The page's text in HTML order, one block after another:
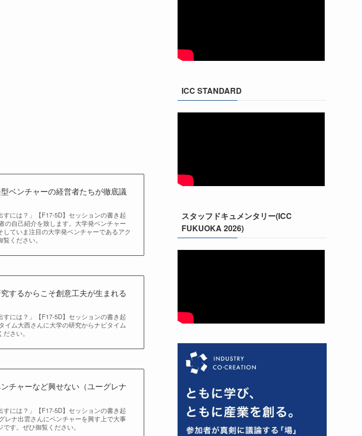
ベンチャーの経営者たちが徹底議
には？」【F17-5D】セッションの書き起
の自己紹介を致します。大学発ベンチャー
ていま注目の大学発ベンチャーであるアク
ください。
するからこそ創意工夫が生まれる
には？」【F17-5D】セッションの書き起
イム大西さんに大学の研究からナビタイム
さい。
チャーなど興せない（ユーグレナ
には？」【F17-5D】セッションの書き起
レナ出雲さんにベンチャーを興す上で大事
す。ぜひ御覧ください。
ICC STANDARD
スタッフドキュメンタリー(ICC
FUKUOKA 2026)